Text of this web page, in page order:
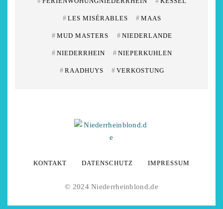
# LES MISÉRABLES # MAAS
# MUD MASTERS # NIEDERLANDE
# NIEDERRHEIN # NIEPERKUHLEN
# RAADHUYS # VERKOSTUNG
KONTAKT DATENSCHUTZ IMPRESSUM
© 2024 Niederrheinblond.de